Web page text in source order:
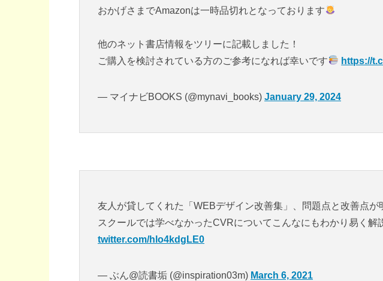
おかげさまでAmazonは一時品切れとなっております
他のネット書店情報をツリーに記載しました！
ご購入を検討されている方のご参考になれば幸いです
https://
— マイナビBOOKS (@mynavi_books) January 29, 2024
友人が貸してくれた「WEBデザイン改善集」、問題点と改善点が
スクールでは学べなかったCVRについてこんなにもわかり易く
twitter.com/hlo4kdgLE0
— ぶん@読書垢 (@inspiration03m) March 6, 2021